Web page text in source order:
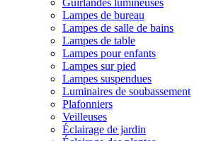
Guirlandes lumineuses
Lampes de bureau
Lampes de salle de bains
Lampes de table
Lampes pour enfants
Lampes sur pied
Lampes suspendues
Luminaires de soubassement
Plafonniers
Veilleuses
Éclairage de jardin